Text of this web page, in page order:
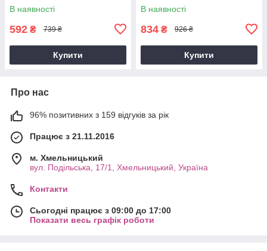
В наявності
592 ₴ 739 ₴
Купити
В наявності
834 ₴ 926 ₴
Купити
Про нас
96% позитивних з 159 відгуків за рік
Працює з 21.11.2016
м. Хмельницький
вул. Подільська, 17/1, Хмельницький, Україна
Контакти
Сьогодні працює з 09:00 до 17:00
Показати весь графік роботи